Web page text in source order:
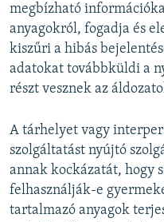
megbízható
anyagokról, fogadja és
kiszűri a hibás
adatokat továbbküldi a
részt vesznek az
A tárhelyet vagy
szolgáltatást nyújtó
annak kockázatát, hogy
felhasználják-e
tartalmazó anyagok